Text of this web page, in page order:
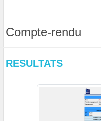
Compte-rendu
RESULTATS